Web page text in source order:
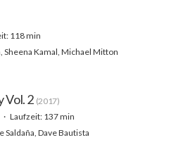
118 min
Sheena Kamal, Michael Mitton
Vol. 2 (2017)
Laufzeit: 137 min
Saldaña, Dave Bautista